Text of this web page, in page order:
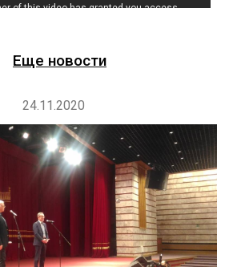
Еще новости
24.11.2020